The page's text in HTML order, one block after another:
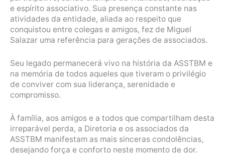
e espírito associativo. Sua presença constante nas
atividades da entidade, aliada ao respeito que
conquistou entre colegas e amigos, fez de Miguel
Salazar uma referência para gerações de associados.
Seu legado permanecerá vivo na história da ASSTBM e
na memória de todos aqueles que tiveram o privilégio
de conviver com sua liderança, serenidade e
compromisso.
À família, aos amigos e a todos que compartilham desta
irreparável perda, a Diretoria e os associados da
ASSTBM manifestam as mais sinceras condolências,
desejando força e conforto neste momento de dor.